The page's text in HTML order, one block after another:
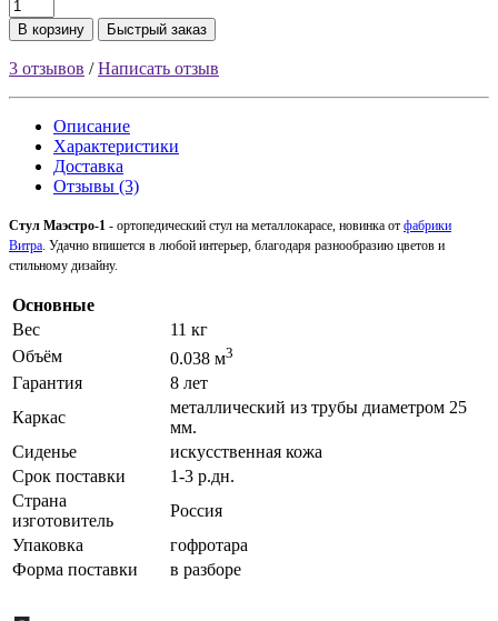
В корзину Быстрый заказ
3 отзывов /Написать отзыв
Описание
Характеристики
Доставка
Отзывы (3)
Стул Маэстро-1 - ортопедический стул на металлокарасе, новинка от фабрики
Витра. Удачно впишется в любой интерьер, благодаря разнообразию цветов и
стильному дизайну.
Основные
Вес
11 кг
Объём
0.038 м3
Гарантия
8 лет
Каркас
металлический из трубы диаметром 25
мм.
Сиденье
искусственная кожа
Срок поставки
1-3 р.дн.
Страна
изготовитель
Россия
Упаковка
гофротара
Форма поставки
в разборе